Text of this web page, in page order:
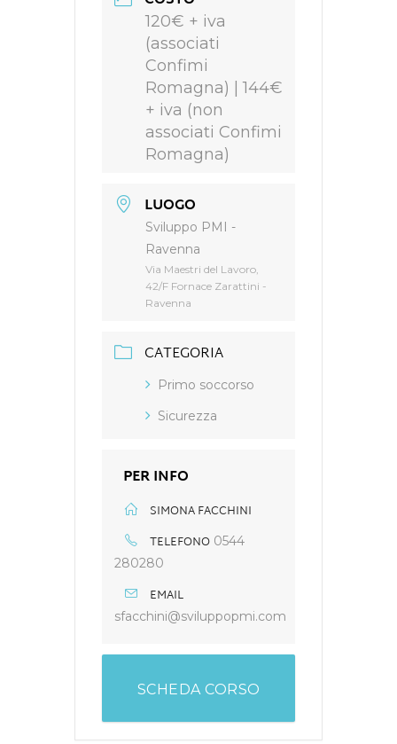
120€ + iva
(associati
Confimi
Romagna) | 144€
+ iva (non
associati Confimi
Romagna)
LUOGO
Sviluppo PMI -
Ravenna
Via Maestri del Lavoro,
42/F Fornace Zarattini -
Ravenna
CATEGORIA
Primo soccorso
Sicurezza
PER INFO
SIMONA FACCHINI
TELEFONO 0544
280280
EMAIL
sfacchini@sviluppopmi.com
SCHEDA CORSO